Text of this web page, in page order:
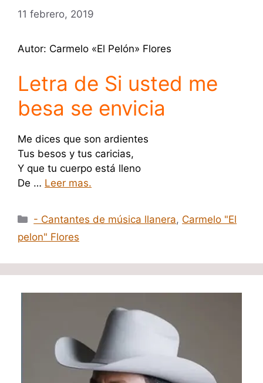
11 febrero, 2019
Autor: Carmelo «El Pelón» Flores
Letra de Si usted me
besa se envicia
Me dices que son ardientes
Tus besos y tus caricias,
Y que tu cuerpo está lleno
De … Leer mas.
Categorías
- Cantantes de música llanera, Carmelo "El
pelon" Flores